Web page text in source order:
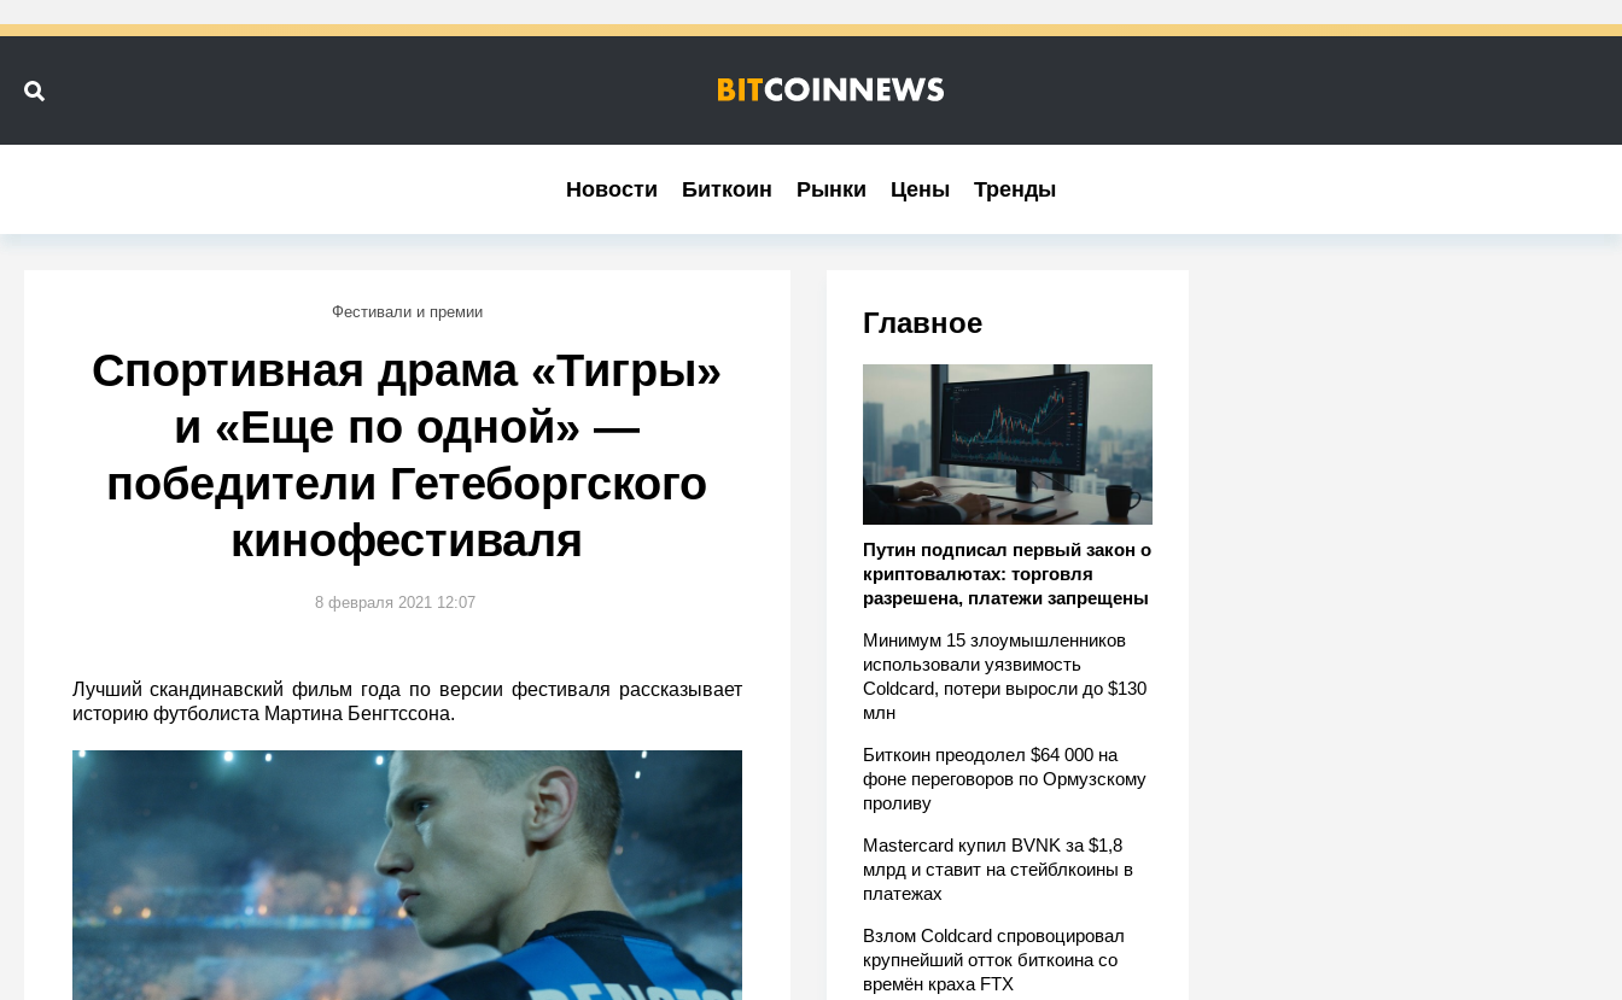
Новости Биткоин Рынки Цены Тренды
Новости Биткоин Рынки Цены Тренды
Главное
Путин подписал первый закон о
криптовалютах: торговля
разрешена, платежи запрещены
Минимум 15 злоумышленников
использовали уязвимость
Coldcard, потери выросли до $130
млн
Биткоин преодолел $64 000 на
фоне переговоров по Ормузскому
проливу
Mastercard купил BVNK за $1,8
млрд и ставит на стейблкоины в
платежах
Взлом Coldcard спровоцировал
крупнейший отток биткоина со
времён краха FTX
Фестивали и премии
Cпортивная драма «Тигры»
и «Еще по одной» —
победители Гетеборгского
кинофестиваля
8 февраля 2021 12:07
Лучший скандинавский фильм года по версии фестиваля рассказывает
историю футболиста Мартина Бенгтссона.